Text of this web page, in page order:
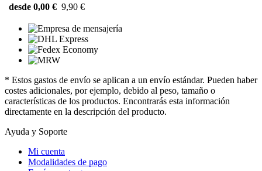
desde 0,00 € 9,90 €
* Estos gastos de envío se aplican a un envío estándar. Pueden haber
costes adicionales, por ejemplo, debido al peso, tamaño o
características de los productos. Encontrarás esta información
directamente en la descripción del producto.
Ayuda y Soporte
Mi cuenta
Modalidades de pago